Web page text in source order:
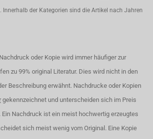
Innerhalb der Kategorien sind die Artikel nach Jahren
oder Kopie wird immer häufiger zur
zu 99% original Literatur. Dies wird nicht in den
Beschreibung erwähnt. Nachdrucke oder Kopien
gekennzeichnet und unterscheiden sich im Preis
Ein Nachdruck ist ein meist hochwertig erzeugtes
sich meist wenig vom Original. Eine Kopie